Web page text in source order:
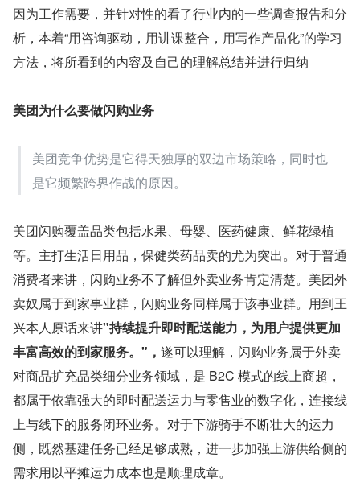
因为工作需要，并针对性的看了行业内的一些调查报告和分
析，本着“用咨询驱动，用讲课整合，用写作产品化”的学习
方法，将所看到的内容及自己的理解总结并进行归纳
美团为什么要做闪购业务
美团竞争优势是它得天独厚的双边市场策略，同时也
是它频繁跨界作战的原因。
美团闪购覆盖品类包括水果、母婴、医药健康、鲜花绿植
等。主打生活日用品，保健类药品卖的尤为突出。对于普通
消费者来讲，闪购业务不了解但外卖业务肯定清楚。美团外
卖奴属于到家事业群，闪购业务同样属于该事业群。用到王
兴本人原话来讲"持续提升即时配送能力，为用户提供更加
丰富高效的到家服务。"， 遂可以理解，闪购业务属于外卖
对商品扩充品类细分业务领域，是 B2C 模式的线上商超，
都属于依靠强大的即时配送运力与零售业的数字化，连接线
上与线下的服务闭环业务。对于下游骑手不断壮大的运力
侧，既然基建任务已经足够成熟，进一步加强上游供给侧的
需求用以平摊运力成本也是顺理成章。